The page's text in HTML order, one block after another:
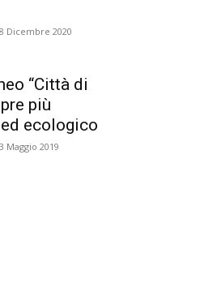
Dicembre 2020
“Città di
più
ecologico
Maggio 2019